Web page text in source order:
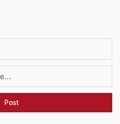
Post